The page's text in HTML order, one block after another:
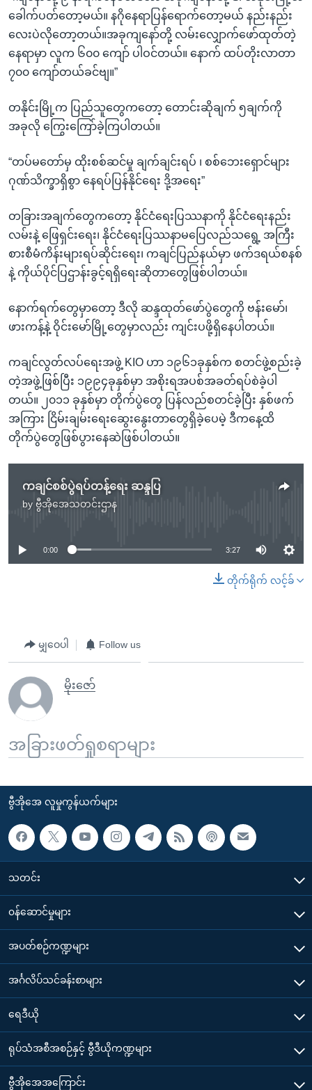
ခေါက်ပတ်တော့မယ်။ နဂိုနေရာပြန်ရောက်တော့မယ် နည်းနည်း
လေးပဲလိုတော့တယ်။အခုကျနော်တို့ လမ်းလျှောက်ဖော်ထုတ်တဲ့
နေရာမှာ လူက ၆၀၀ ကျော် ပါဝင်တယ်။ နောက် ထပ်တိုးလာတာ
၇၀၀ ကျော်တယ်ခင်ဗျ။”
တနိုင်းမြို့က ပြည်သူတွေကတော့ တောင်းဆိုချက် ၅ချက်ကို
အခုလို ကြွေးကြော်ခဲ့ကြပါတယ်။
“တပ်မတော်မှ ထိုးစစ်ဆင်မှု ချက်ချင်းရပ် ၊ စစ်ဘေးရှောင်များ
ဂုဏ်သိက္ခာရှိစွာ နေရပ်ပြန်နိုင်ရေး ဒို့အရေး”
တခြားအချက်တွေကတော့ နိုင်ငံရေးပြဿနာကို နိုင်ငံရေးနည်း
လမ်းနဲ့ ဖြေရှင်းရေး၊ နိုင်ငံရေးပြဿနာမပြေလည်သရွေ့ အကြီး
စားစီမံကိန်းများရပ်ဆိုင်းရေး၊ ကချင်ပြည်နယ်မှာ ဖက်ဒရယ်စနစ်
နဲ့ ကိုယ်ပိုင်ပြဌာန်းခွင့်ရရှိရေးဆိုတာတွေဖြစ်ပါတယ်။
နောက်ရက်တွေမှာတော့ ဒီလို ဆန္ဒထုတ်ဖော်ပွဲတွေကို ဗန်းမော်၊
ဖားကန့်နဲ့ ဝိုင်းမော်မြို့တွေမှာလည်း ကျင်းပဖို့ရှိနေပါတယ်။
ကချင်လွတ်လပ်ရေးအဖွဲ့ KIO ဟာ ၁၉၆၁ခုနှစ်က စတင်ဖွဲ့စည်းခဲ့
တဲ့အဖွဲ့ဖြစ်ပြီး ၁၉၉၄ခုနှစ်မှာ အစိုးရအပစ်အခတ်ရပ်စဲခဲ့ပါ
တယ်။ ၂၀၁၁ ခုနှစ်မှာ တိုက်ပွဲတွေ ပြန်လည်စတင်ခဲ့ပြီး နှစ်ဖက်
အကြား ငြိမ်းချမ်းရေးဆွေးနွေးတာတွေရှိခဲ့ပေမဲ့ ဒီကနေ့ထိ
တိုက်ပွဲတွေဖြစ်ပွားနေဆဲဖြစ်ပါတယ်။
ကချင်စစ်ပွဲရပ်တန့်ရေး ဆန္ဒပြ
by ဗွီအိုအေသတင်းဌာန
No media source currently available
0:00 3:27
တိုက်ရိုက် လင့်ခ်
မျှဝေပါ Follow us
မိုးဇော်
အခြားဖတ်ရှုစရာများ
ဗွီအိုအေ လူမှုကွန်ယက်များ
သတင်း
၀န်ဆောင်မှုများ
အပတ်စဉ်ကဏ္ဍများ
အင်္ဂလိပ်သင်ခန်းစာများ
ရေဒီယို
ရုပ်သံအစီအစဉ်နှင့် ဗွီဒီယိုကဏ္ဍများ
ဗွီအိုအေအကြောင်း